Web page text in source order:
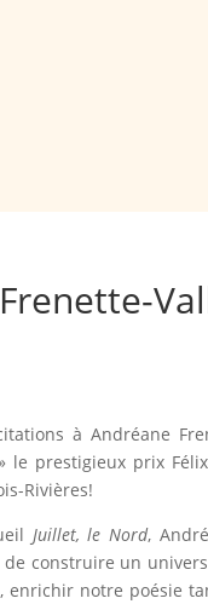
à Andréane
le prestigieux prix
Rivières!
Juillet, le Nord,
construire un
enrichir notre poésie